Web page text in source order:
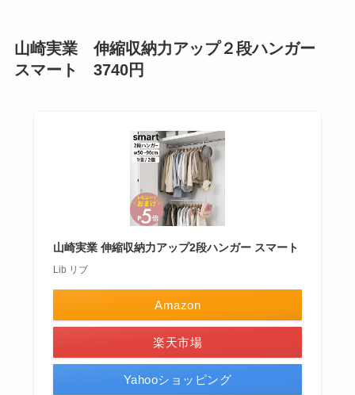
山崎実業 伸縮収納力アップ２段ハンガー
スマート 3740円
山崎実業 伸縮収納力アップ2段ハンガー スマート
Lib リブ
Amazon
楽天市場
Yahooショッピング